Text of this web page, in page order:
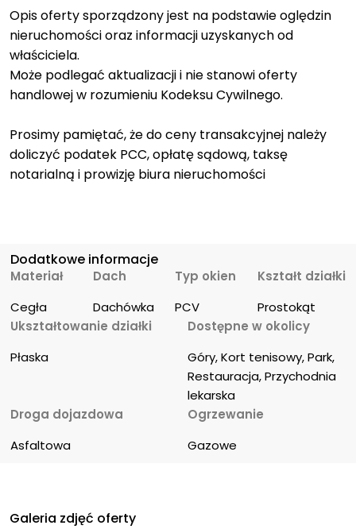
Opis oferty sporządzony jest na podstawie oględzin
nieruchomości oraz informacji uzyskanych od
właściciela.
Może podlegać aktualizacji i nie stanowi oferty
handlowej w rozumieniu Kodeksu Cywilnego.
Prosimy pamiętać, że do ceny transakcyjnej należy
doliczyć podatek PCC, opłatę sądową, taksę
notarialną i prowizję biura nieruchomości
Dodatkowe informacje
Materiał
Cegła
Dach
Dachówka
Typ okien
PCV
Kształt działki
Prostokąt
Ukształtowanie działki
Płaska
Dostępne w okolicy
Góry, Kort tenisowy, Park,
Restauracja, Przychodnia
lekarska
Droga dojazdowa
Asfaltowa
Ogrzewanie
Gazowe
Galeria zdjęć oferty